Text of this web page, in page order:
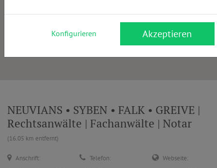
NEUVIANS • SYBEN • FALK • GREIVE |
Rechtsanwälte | Fachanwälte | Notar
(16.05 km entfernt)
Anschrift: Telefon: Webseite:
Konfigurieren Akzeptieren